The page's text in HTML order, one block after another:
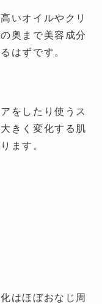
いオイルやクリ
奥まで美容成分
はずです。
をしたり使うス
きく変化する肌
ます。
はほぼおなじ周